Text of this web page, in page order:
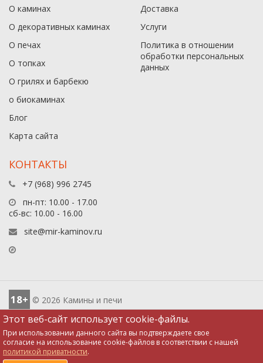
Этот веб-сайт использует cookie-файлы.
При использовании данного сайта вы подтверждаете свое
согласие на использование cookie-файлов в соответствии с нашей
политикой приватности.
О каминах
О декоративных каминах
О печах
О топках
О грилях и барбекю
о биокаминах
Блог
Карта сайта
Доставка
Услуги
Политика в отношении
обработки персональных
данныx
КОНТАКТЫ
+7 (968) 996 2745
пн-пт: 10.00 - 17.00
сб-вс: 10.00 - 16.00
site@mir-kaminov.ru
18+ © 2026 Камины и печи